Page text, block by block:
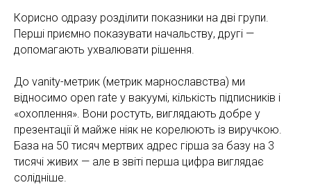
Корисно одразу розділити показники на дві групи.
Перші приємно показувати начальству, другі —
допомагають ухвалювати рішення.
До vanity-метрик (метрик марнославства) ми
відносимо open rate у вакуумі, кількість підписників і
«охоплення». Вони ростуть, виглядають добре у
презентації й майже ніяк не корелюють із виручкою.
База на 50 тисяч мертвих адрес гірша за базу на 3
тисячі живих — але в звіті перша цифра виглядає
солідніше.